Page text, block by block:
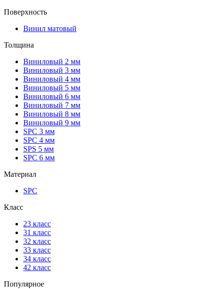
Поверхность
Винил матовый
Толщина
Виниловый 2 мм
Виниловый 3 мм
Виниловый 4 мм
Виниловый 5 мм
Виниловый 6 мм
Виниловый 7 мм
Виниловый 8 мм
Виниловый 9 мм
SPC 3 мм
SPC 4 мм
SPS 5 мм
SPC 6 мм
Материал
SPC
Класс
23 класс
31 класс
32 класс
33 класс
34 класс
42 класс
Популярное